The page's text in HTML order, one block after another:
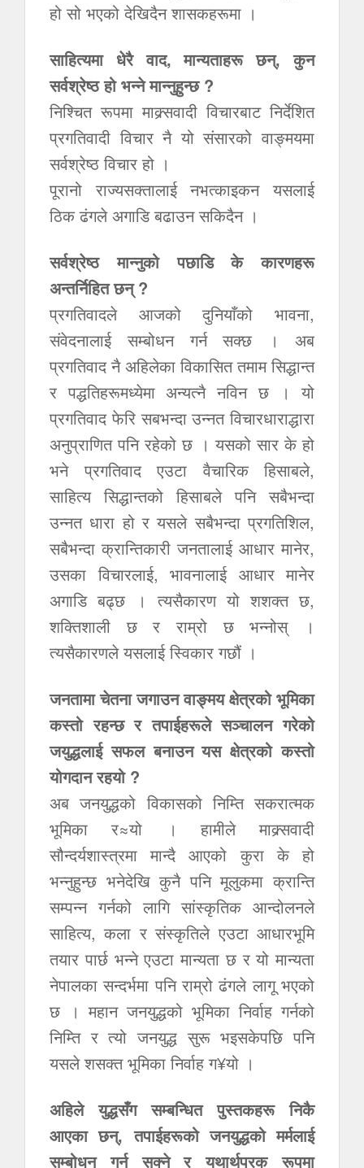
हो सो भएको देखिदैन शासकहरूमा ।
साहित्यमा धेरै वाद, मान्यताहरू छन्, कुन
सर्वश्रेष्ठ हो भन्ने मान्नुहुन्छ ?
निश्चित रूपमा माक्र्सवादी विचारबाट निर्देशित
प्रगतिवादी विचार नै यो संसारको वाङ्मयमा
सर्वश्रेष्ठ विचार हो ।
पूरानो राज्यसक्तालाई नभत्काइकन यसलाई
ठिक ढंगले अगाडि बढाउन सकिदैन ।
सर्वश्रेष्ठ मान्नुको पछाडि के कारणहरू
अन्तर्निहित छन् ?
प्रगतिवादले आजको दुनियाँको भावना,
संवेदनालाई सम्बोधन गर्न सक्छ । अब
प्रगतिवाद नै अहिलेका विकासित तमाम सिद्धान्त
र पद्धतिहरूमध्येमा अन्यत्नै नविन छ । यो
प्रगतिवाद फेरि सबभन्दा उन्नत विचारधाराद्धारा
अनुप्राणित पनि रहेको छ । यसको सार के हो
भने प्रगतिवाद एउटा वैचारिक हिसाबले,
साहित्य सिद्धान्तको हिसाबले पनि सबैभन्दा
उन्नत धारा हो र यसले सबैभन्दा प्रगतिशिल,
सबैभन्दा क्रान्तिकारी जनतालाई आधार मानेर,
उसका विचारलाई, भावनालाई आधार मानेर
अगाडि बढ्छ । त्यसैकारण यो शशक्त छ,
शक्तिशाली छ र राम्रो छ भन्नोस् ।
त्यसैकारणले यसलाई स्विकार गछौं ।
जनतामा चेतना जगाउन वाङ्मय क्षेत्रको भूमिका
कस्तो रहन्छ र तपाईहरूले सञ्चालन गरेको
जयुद्धलाई सफल बनाउन यस क्षेत्रको कस्तो
योगदान रहयो ?
अब जनयुद्धको विकासको निम्ति सकरात्मक
भूमिका र≈यो । हामीले माक्र्सवादी
सौन्दर्यशास्त्रमा मान्दै आएको कुरा के हो
भन्नुहुन्छ भनेदेखि कुनै पनि मूलुकमा क्रान्ति
सम्पन्न गर्नको लागि सांस्कृतिक आन्दोलनले
साहित्य, कला र संस्कृतिले एउटा आधारभूमि
तयार पार्छ भन्ने एउटा मान्यता छ र यो मान्यता
नेपालका सन्दर्भमा पनि राम्रो ढंगले लागू भएको
छ । महान जनयुद्धको भूमिका निर्वाह गर्नको
निम्ति र त्यो जनयुद्ध सुरू भइसकेपछि पनि
यसले शसक्त भूमिका निर्वाह ग¥यो ।
अहिले युद्धसँग सम्बन्धित पुस्तकहरू निकै
आएका छन्, तपाईहरूको जनयुद्धको मर्मलाई
सम्बोधन गर्न सक्ने र यथार्थपरक रूपमा